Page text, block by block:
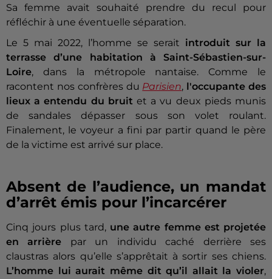
Sa femme avait souhaité prendre du recul pour
réfléchir à une éventuelle séparation.
Le 5 mai 2022, l’homme se serait introduit sur la
terrasse d’une habitation à
Saint-Sébastien-sur-
Loire, dans la métropole nantaise. Comme le
racontent nos confrères du Parisien, l'occupante des
lieux a entendu du bruitet a vu deux pieds munis
de sandales dépasser sous son volet roulant.
Finalement, le voyeur a fini par partir quand le père
de la victime est arrivé sur place.
Absent de l’audience, un mandat
d’arrêt émis pour l’incarcérer
Cinq jours plus tard, une autre femme est projetée
en arrière par un individu caché derrière ses
claustras alors qu’elle s’apprêtait à sortir ses chiens.
L’homme lui aurait même dit qu’il allait la violer,